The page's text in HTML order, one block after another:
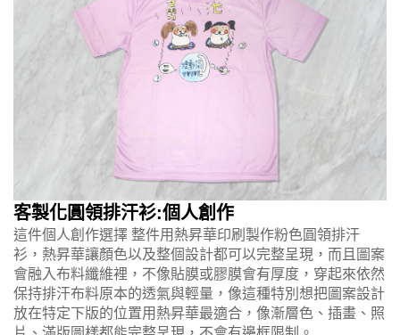
客製化圓領排汗衫:個人創作
這件個人創作選擇 整件用熱昇華印刷製作粉色圓領排汗
衫，熱昇華讓顏色以及整個設計都可以完整呈現，而且圖案
會融入布料纖維裡，不像貼膜或膠膜會有厚度，穿起來依然
保持排汗布料原本的透氣與輕量，像這種特別想把圖案設計
放在特定下版的位置用熱昇華最適合，像漸層色、插畫、照